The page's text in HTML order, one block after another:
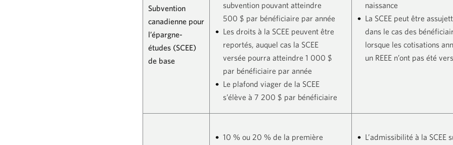
Subvention
canadienne pour
l’épargne-
études (SCEE)
de base
subvention pouvant atteindre
500 $ par bénéficiaire par année
Les droits à la SCEE peuvent être
reportés, auquel cas la SCEE
versée pourra atteindre 1 000 $
par bénéficiaire par année
Le plafond viager de la SCEE
s’élève à 7 200 $ par bénéficiaire
naissance
La SCEE peut être
dans le cas des
lorsque les cotisations
un REEE n’ont pas été
10 % ou 20 % de la première
L’admissibilité à la SCEE